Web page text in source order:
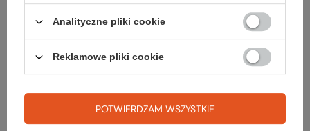
Analityczne pliki cookie
Reklamowe pliki cookie
POTWIERDZAM WSZYSTKIE